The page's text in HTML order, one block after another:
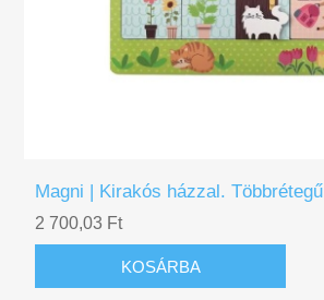
Magni | Kirakós házzal. Többrétegű
2 700,03 Ft
KOSÁRBA